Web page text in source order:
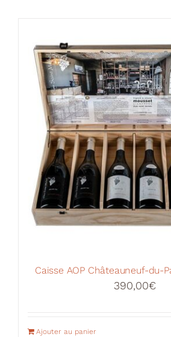
Caisse AOP Châteauneuf-du-
390,00€
Ajouter au panier